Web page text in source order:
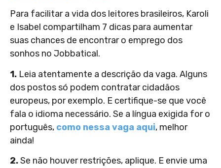
Para facilitar a vida dos leitores brasileiros, Karoli
e Isabel compartilham 7 dicas para aumentar
suas chances de encontrar o emprego dos
sonhos no Jobbatical.
1. Leia atentamente a descrição da vaga. Alguns
dos postos só podem contratar cidadãos
europeus, por exemplo. E certifique-se que você
fala o idioma necessário. Se a língua exigida for o
português, como nessa vaga aqui, melhor
ainda!
2.Se não houver restrições, aplique. E envie uma